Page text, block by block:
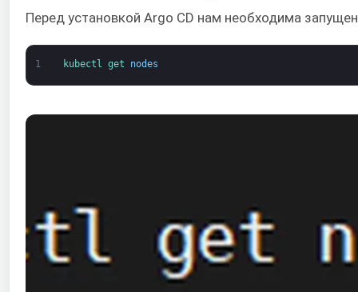
Перед установкой Argo CD нам необходима
1 kubectl get nodes